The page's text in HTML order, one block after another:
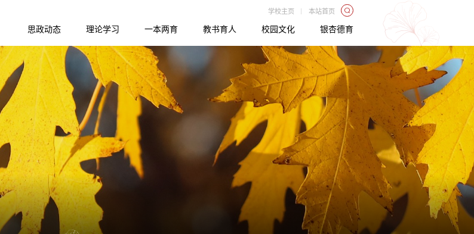
学校主页 | 本站首页
思政动态 理论学习 一本两育 教书育人 校园文化 银杏德育